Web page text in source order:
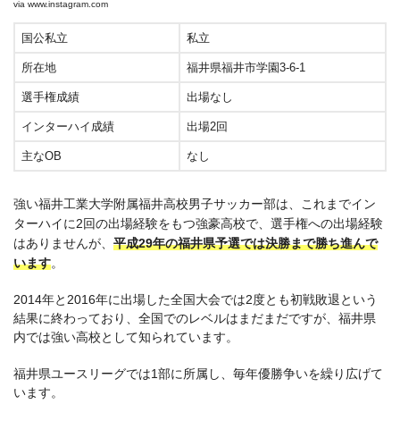
via www.instagram.com
国公私立 私立
所在地 福井県福井市学園3-6-1
選手権成績 出場なし
インターハイ成績 出場2回
主なOB なし
強い福井工業大学附属福井高校男子サッカー部は、これまでイン
ターハイに2回の出場経験をもつ強豪高校で、選手権への出場経験
はありませんが、 平成29年の福井県予選では決勝まで勝ち進んで
います。
2014年と2016年に出場した全国大会では2度とも初戦敗退という
結果に終わっており、全国でのレベルはまだまだですが、福井県
内では強い高校として知られています。
福井県ユースリーグでは1部に所属し、毎年優勝争いを繰り広げて
います。